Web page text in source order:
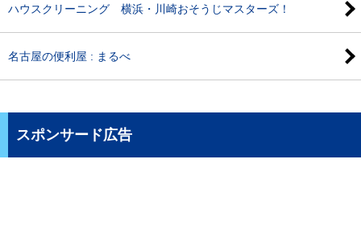
ハウスクリーニング 横浜・川崎おそうじマスターズ！
名古屋の便利屋 : まるべ
スポンサード広告